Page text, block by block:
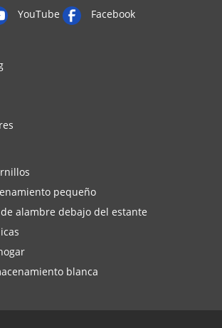
YouTube Facebook
pequeño
alambre debajo del estante
blanca